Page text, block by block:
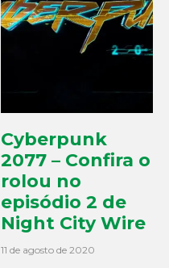
Cyberpunk
2077 – Confira o
rolou no
episódio 2 de
Night City Wire
11 de agosto de 2020